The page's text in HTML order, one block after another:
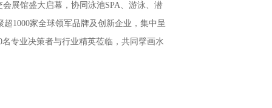
展馆盛大启幕，协同泳池SPA、游泳、潜
1000家全球领军品牌及创新企业，集中呈
专业决策者与行业精英莅临，共同擘画水